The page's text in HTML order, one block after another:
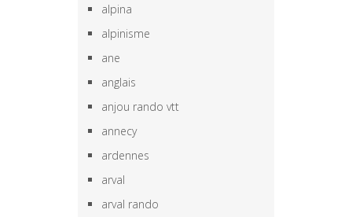
alpina
alpinisme
ane
anglais
anjou rando vtt
annecy
ardennes
arval
arval rando